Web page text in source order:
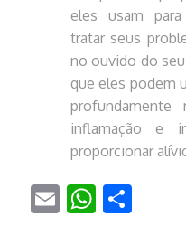
eles usam
tratar seus
no ouvido do
que eles podem
profundamente
inflamação e
proporcionar
Email WhatsApp